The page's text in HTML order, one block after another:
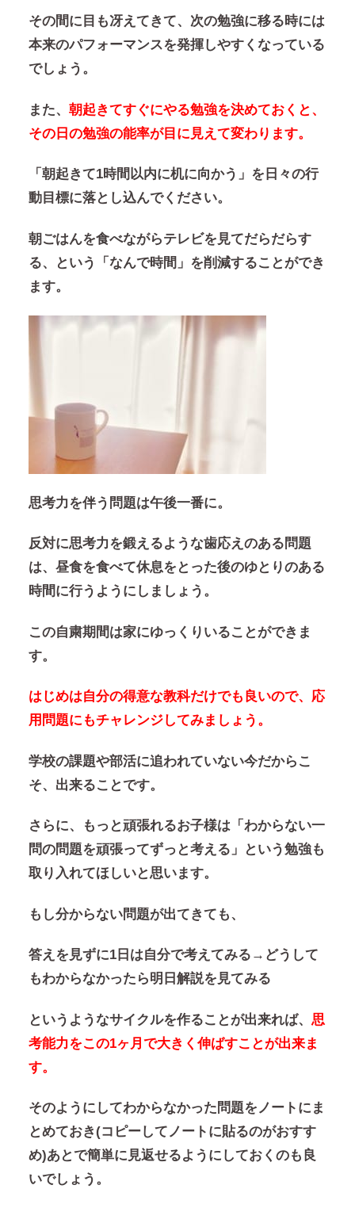
その間に目も冴えてきて、次の勉強に移る時には
本来のパフォーマンスを発揮しやすくなっている
でしょう。
また、 朝起きてすぐにやる勉強を決めておくと、
その日の勉強の能率が目に見えて変わります。
「朝起きて1時間以内に机に向かう」を日々の行
動目標に落とし込んでください。
朝ごはんを食べながらテレビを見てだらだらす
る、という「なんで時間」を削減することができ
ます。
思考力を伴う問題は午後一番に。
反対に思考力を鍛えるような歯応えのある問題
は、昼食を食べて休息をとった後のゆとりのある
時間に行うようにしましょう。
この自粛期間は家にゆっくりいることができま
す。
はじめは自分の得意な教科だけでも良いので、応
用問題にもチャレンジしてみましょう。
学校の課題や部活に追われていない今だからこ
そ、出来ることです。
さらに、もっと頑張れるお子様は「わからない一
問の問題を頑張ってずっと考える」という勉強も
取り入れてほしいと思います。
もし分からない問題が出てきても、
答えを見ずに1日は自分で考えてみる→どうして
もわからなかったら明日解説を見てみる
というようなサイクルを作ることが出来れば、 思
考能力をこの1ヶ月で大きく伸ばすことが出来ま
す。
そのようにしてわからなかった問題をノートにま
とめておき(コピーしてノートに貼るのがおすす
め)あとで簡単に見返せるようにしておくのも良
いでしょう。